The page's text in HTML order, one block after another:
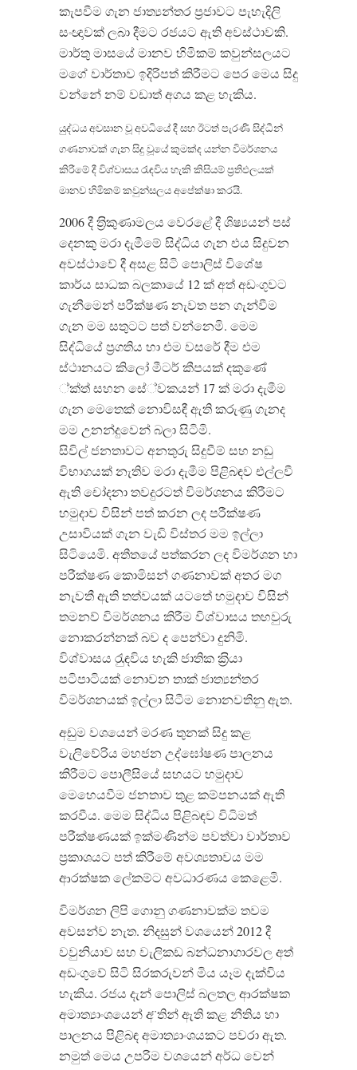
කැපවීම ගැන ජාත්‍යන්තර ප‍්‍රජාවට පැහැදිලි
සංඥාවක් ලබා දීමට රජයට ඇති අවස්ථාවකි.
මාර්තු මාසයේ මානව හිමිකම් කවුන්සලයට
මගේ වාර්තාව ඉදිරිපත් කිරීමට පෙර මෙය සිදු
වන්නේ නම් වඩාත් අගය කළ හැකිය.
යුද්ධය අවසාන වූ අවධියේ දී සහ ඊටත් පැරණි සිද්ධීන්
ගණනාවක් ගැන සිදු වූයේ කුමක්ද යන්න විමර්ශනය
කිරීමේ දී විශ්වාසය රැඳවිය හැකි කිසියම් ප‍්‍රතිඵලයක්
මානව හිමිකම් කවුන්සලය අපේක්ෂා කරයි.
2006 දී ත‍්‍රිකුණාමලය වෙරළේ දී ශිෂ්‍යයන් පස්
දෙනකු මරා දැමීමේ සිද්ධිය ගැන එය සිදුවන
අවස්ථාවේ දී අසළ සිටි පොලිස් විශේෂ
කාර්ය සාධක බලකායේ 12 ක් අත් අඩංගුවට
ගැනීමෙන් පරීක්ෂණ නැවත පන ගැන්වීම
ගැන මම සතුටට පත් වන්නෙමි. මෙම
සිද්ධියේ ප‍්‍රගතිය හා එම වසරේ දීම එම
ස්ථානයට කිලෝ මීටර් කීපයක් දකුණේ
්ක්‍ත්‍ සහන සේ්වකයන් 17 ක් මරා දැමීම
ගැන මෙතෙක් නොවිසඳී ඇති කරුණු ගැනද
මම උනන්දුවෙන් බලා සිටිමි.
සිවිල් ජනතාවට අනතුරු සිදුවීම් සහ නඩු
විභාගයක් නැතිව මරා දැමීම පිළිබඳව එල්ලවී
ඇති චෝදනා තවදුරටත් විමර්ශනය කිරීමට
හමුදාව විසින් පත් කරන ලද පරීක්ෂණ
උසාවියක් ගැන වැඩි විස්තර මම ඉල්ලා
සිටියෙමි. අතීතයේ පත්කරන ලද විමර්ශන හා
පරීක්ෂණ කොමිසන් ගණනාවක් අතර මග
නැවතී ඇති තත්වයක් යටතේ හමුදාව විසින්
තමනව් විමර්ශනය කිරීම විශ්වාසය තහවුරු
නොකරන්නක් බව ද පෙන්වා දුනිමි.
විශ්වාසය රැුඳවිය හැකි ජාතික ක‍්‍රියා
පටිපාටියක් නොවන තාක් ජාත්‍යන්තර
විමර්ශනයක් ඉල්ලා සිටීම නොනවතිනු ඇත.
අඩුම වශයෙන් මරණ තුනක් සිදු කළ
වැලිවේරිය මහජන උද්ඝෝෂණ පාලනය
කිරීමට පොලීසියේ සහයට හමුදාව
මෙහෙයවීම ජනතාව තුළ කම්පනයක් ඇති
කරවීය. මෙම සිද්ධිය පිළිබඳව විධිමත්
පරීක්ෂණයක් ඉක්මණින්ම පවත්වා වාර්තාව
ප‍්‍රකාශයට පත් කිරීමේ අවශ්‍යතාවය මම
ආරක්ෂක ලේකම්ට අවධාරණය කෙළෙමි.
විමර්ශන ලිපි ගොනු ගණනාවක්ම තවම
අවසන්ව නැත. නිදසුන් වශයෙන් 2012 දී
වවුනියාව සහ වැලිකඩ බන්ධනාගාරවල අත්
අඩංගුවේ සිටි සිරකරුවන් මිය යෑම දැක්විය
හැකිය. රජය දැන් පොලිස් බලතල ආරක්ෂක
අමාත්‍යාංශයෙන් අ ̈තින් ඇති කළ නීතිය හා
පාලනය පිළිබඳ අමාත්‍යාංශයකට පවරා ඇත.
නමුත් මෙය උපරිම වශයෙන් අර්ධ වෙන්